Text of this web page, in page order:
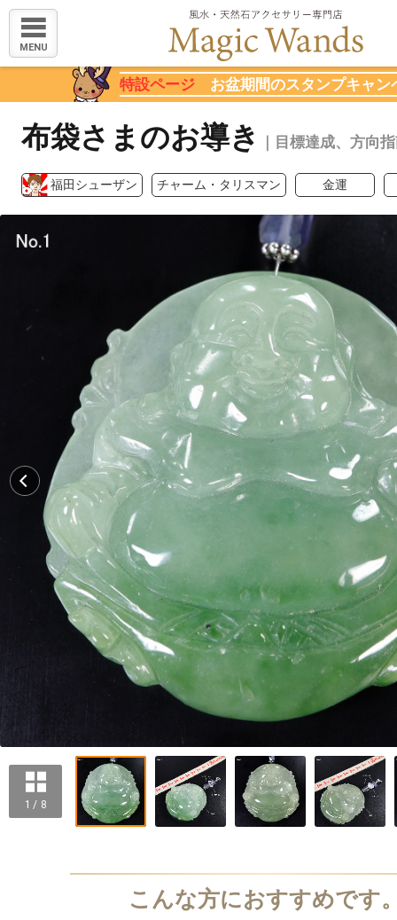
MENU
特設ページ お盆期間のスタンプキャン
布袋さまのお導き ｜目標達成、方向
福田シューザン チャーム・タリスマン 金運
1 / 8